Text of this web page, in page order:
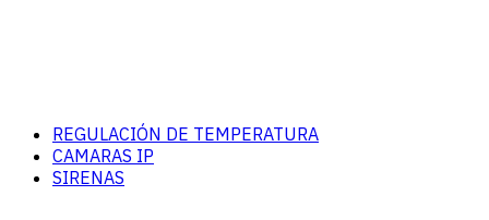
REGULACIÓN DE TEMPERATURA
CAMARAS IP
SIRENAS